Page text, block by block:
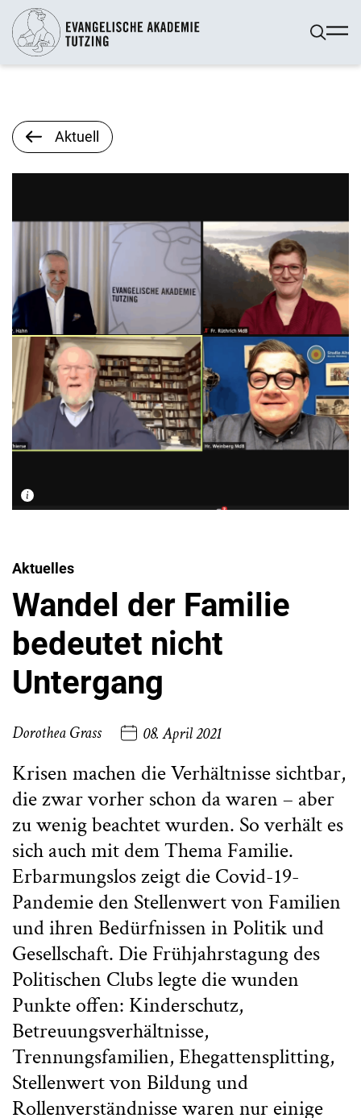
Aktuell
Aktuelles
Wandel der Familie
bedeutet nicht
Untergang
Dorothea Grass 08. April 2021
Krisen machen die Verhältnisse sichtbar,
die zwar vorher schon da waren – aber
zu wenig beachtet wurden. So verhält es
sich auch mit dem Thema Familie.
Erbarmungslos zeigt die Covid-19-
Pandemie den Stellenwert von Familien
und ihren Bedürfnissen in Politik und
Gesellschaft. Die Frühjahrstagung des
Politischen Clubs legte die wunden
Punkte offen: Kinderschutz,
Betreuungsverhältnisse,
Trennungsfamilien, Ehegattensplitting,
Stellenwert von Bildung und
Rollenverständnisse waren nur einige